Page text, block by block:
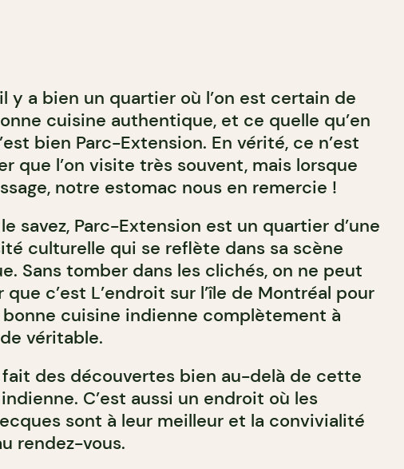
y a bien un quartier où l’on est certain de
cuisine authentique, et ce quelle qu’en
bien Parc-Extension. En vérité, ce n’est
que l’on visite très souvent, mais lorsque
notre estomac nous en remercie !
savez, Parc-Extension est un quartier d’une
culturelle qui se reflète dans sa scène
Sans tomber dans les clichés, on ne peut
c’est L’endroit sur l’île de Montréal pour
cuisine indienne complètement à
véritable.
des découvertes bien au-delà de cette
C’est aussi un endroit où les
sont à leur meilleur et la convivialité
rendez-vous.